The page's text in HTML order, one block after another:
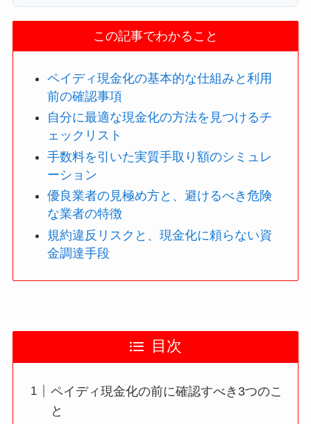
この記事でわかること
ペイディ現金化の基本的な仕組みと利用
前の確認事項
自分に最適な現金化の方法を見つけるチ
ェックリスト
手数料を引いた実質手取り額のシミュレ
ーション
優良業者の見極め方と、避けるべき危険
な業者の特徴
規約違反リスクと、現金化に頼らない資
金調達手段
目次
ペイディ現金化の前に確認すべき3つのこ
と